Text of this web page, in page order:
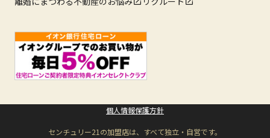
個人情報保護方針
センチュリー21の加盟店は、すべて独立・自営です。